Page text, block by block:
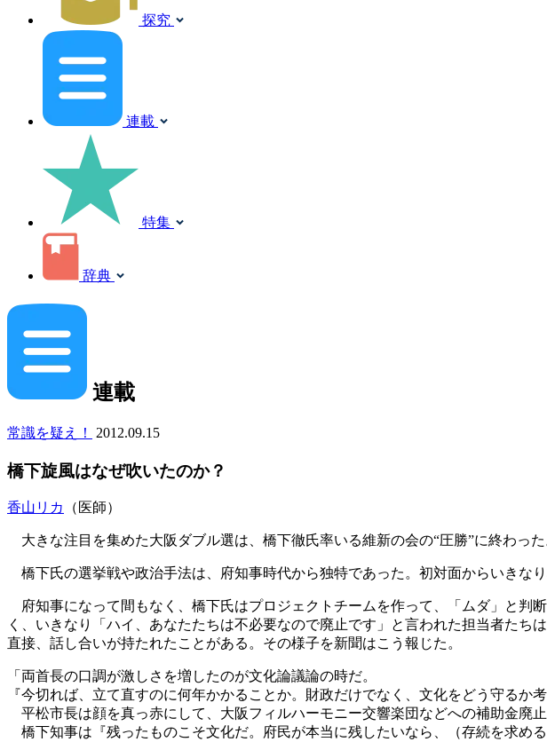
探究
連載
特集
辞典
連載
常識を疑え！ 2012.09.15
橋下旋風はなぜ吹いたのか？
香山リカ （医師）
大きな注目を集めた大阪ダブル選は、橋下徹氏率いる維新の会の“圧勝”に終わった
橋下氏の選挙戦や政治手法は、府知事時代から独特であった。初対面からいきな
府知事になって間もなく、橋下氏はプロジェクトチームを作って、「ムダ」と判
く、いきなり「ハイ、あなたたちは不必要なので廃止です」と言われた担当者た
直接、話し合いが持たれたことがある。その様子を新聞はこう報じた。
「両首長の口調が激しさを増したのが文化論議論の時だ。
『今切れば、立て直すのに何年かかることか。財政だけでなく、文化をどう守るか考
平松市長は顔を真っ赤にして、大阪フィルハーモニー交響楽団などへの補助金廃止
橋下知事は『残ったものこそ文化だ。府民が本当に残したいなら、（存続を求め